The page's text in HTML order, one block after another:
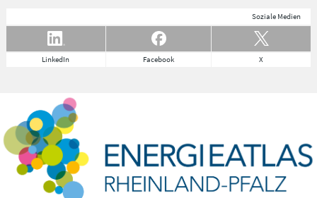
Soziale Medien
LinkedIn Facebook X